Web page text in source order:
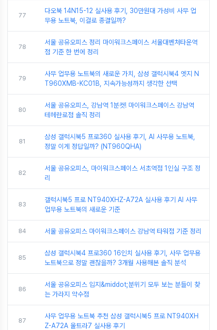
77
다오북 14N15-12 실사용 후기, 30만원대 가성비 사무 업
무용 노트북, 이걸로 종결일까?
78
서울 공유오피스 정리 마이워크스페이스 서울대벤처타운역
점 기준 한 번에 정리
79
사무 업무용 노트북의 새로운 가치, 삼성 갤럭시북4 엣지 N
T960XMB-KC01B, 지속가능성까지 생각한 선택
80
서울 공유오피스, 강남역 1분컷! 마이워크스페이스 강남역
테헤란로점 솔직 정리
81
삼성 갤럭시북5 프로360 실사용 후기, AI 사무용 노트북,
정말 이게 정답일까? (NT960QHA)
82
서울 공유오피스, 마이워크스페이스 서초역점 1인실 구조 정
리
83
갤럭시북5 프로 NT940XHZ-A72A 실사용 후기 AI 사무
업무용 노트북의 새로운 기준
84 서울 공유오피스 마이워크스페이스 강남역 타워점 기준 정리
85
삼성 갤럭시북4 프로360 16인치 실사용 후기, 사무 업무용
노트북으로 정말 괜찮을까? 3개월 사용해본 솔직 분석
86
서울 공유오피스 입지&middot;분위기 모두 보는 분들이 찾
는 가라지 약수점
87
사무 업무용 노트북 추천 삼성 갤럭시북5 프로 NT940XH
Z-A72A 울트라7 실사용 후기